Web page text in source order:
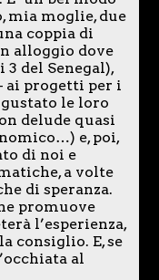
mia moglie, due
coppia di
alloggio dove
del Senegal),
ai progetti per i
le loro
delude quasi
e, poi,
di noi e
a volte
di speranza.
promuove
l’esperienza,
consiglio. E, se
al